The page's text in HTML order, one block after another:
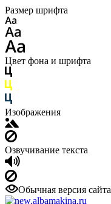
Размер шрифта
Цвет фона и шрифта
Изображения
Озвучивание текста
Обычная версия сайта